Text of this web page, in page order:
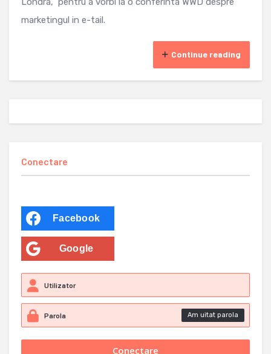
marketingul in e-tail.
Continue reading
Conectare
Facebook
Google
Am uitat parola